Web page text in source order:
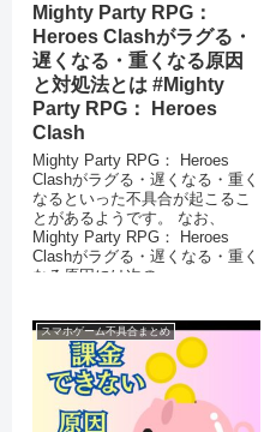
Mighty Party RPG：
Heroes Clashがラグる・
遅くなる・重くなる原因
と対処法とは #Mighty
Party RPG： Heroes
Clash
Mighty Party RPG： Heroes
Clashがラグる・遅くなる・重く
なるといった不具合が起こるこ
とがあるようです。 なお、
Mighty Party RPG： Heroes
Clashがラグる・遅くなる・重く
なる原因には次の...
スマホゲーム不具合まとめ